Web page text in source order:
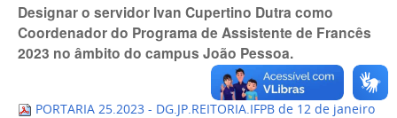
Designar o servidor Ivan Cupertino Dutra como
Coordenador do Programa de Assistente de Francês
2023 no âmbito do campus João Pessoa.
PORTARIA 25.2023 - DG.JP.REITORIA.IFPB de 12 de janeiro